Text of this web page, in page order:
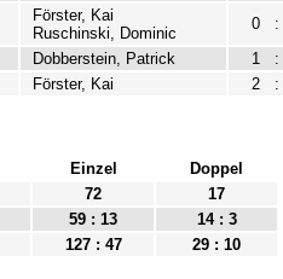
Förster, Kai
Ruschinski, Dominic
0 :
Dobberstein, Patrick 1 :
Förster, Kai 2 :
Einzel
Doppel
72
17
59 : 13
14 : 3
127 : 47 29 : 10